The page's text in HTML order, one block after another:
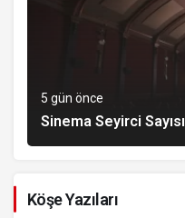
5 gün önce
Sinema Seyirci Sayısı
Köşe Yazıları